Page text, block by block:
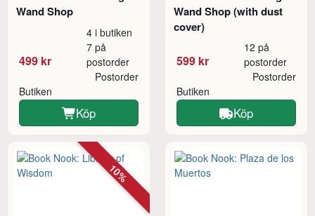
Wand Shop
499 kr
4 i butiken
7 på
postorder
Butiken
Postorder
Köp
Wand Shop (with dust
cover)
599 kr
12 på
postorder
Butiken
Postorder
Köp
10%